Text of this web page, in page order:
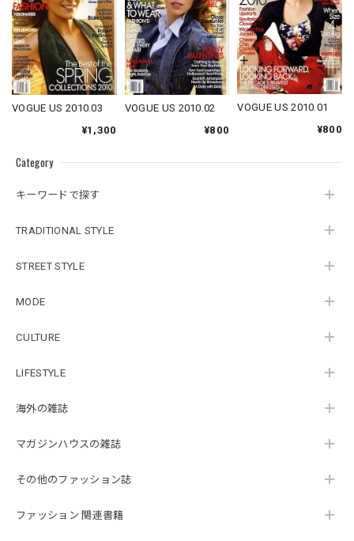
Category
キーワードで探す
TRADITIONAL STYLE
STREET STYLE
MODE
CULTURE
LIFESTYLE
海外の雑誌
マガジンハウスの雑誌
その他のファッション誌
ファッション 関連書籍
VOGUE US 2010.03
¥1,300
VOGUE US 2010.02
¥800
VOGUE US 2010.01
¥800